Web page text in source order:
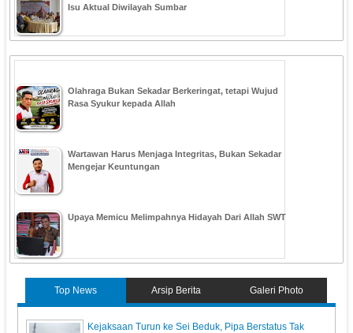
Isu Aktual Diwilayah Sumbar
Olahraga Bukan Sekadar Berkeringat, tetapi Wujud
Rasa Syukur kepada Allah
Wartawan Harus Menjaga Integritas, Bukan Sekadar
Mengejar Keuntungan
Upaya Memicu Melimpahnya Hidayah Dari Allah SWT
Top News Arsip Berita Galeri Photo
Kejaksaan Turun ke Sei Beduk, Pipa Berstatus Tak